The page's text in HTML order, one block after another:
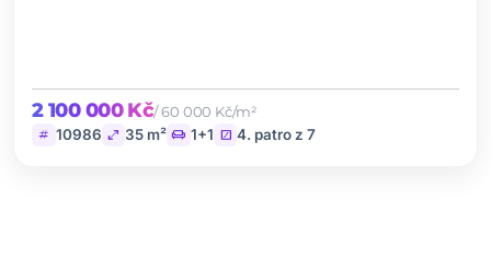
2 100 000 Kč/ 60 000 Kč/m²
tag 10986 open_in_full 35 m² chair 1+1 stairs 4. patro z 7